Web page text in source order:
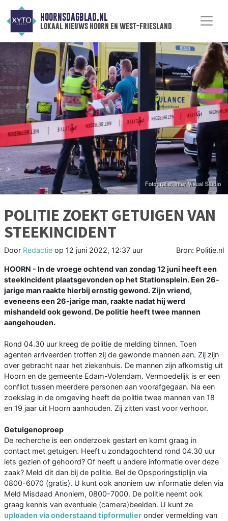
HOORNSDAGBLAD.NL
lokaal nieuws hoorn en west-friesland
POLITIE ZOEKT GETUIGEN VAN
STEEKINCIDENT
Door Redactie op 12 juni 2022, 12:37 uur Bron: Politie.nl
HOORN - In de vroege ochtend van zondag 12 juni heeft een
steekincident plaatsgevonden op het Stationsplein. Een 26-
jarige man raakte hierbij ernstig gewond. Zijn vriend,
eveneens een 26-jarige man, raakte nadat hij werd
mishandeld ook gewond. De politie heeft twee mannen
aangehouden.
Rond 04.30 uur kreeg de politie de melding binnen. Toen
agenten arriveerden troffen zij de gewonde mannen aan. Zij zijn
over gebracht naar het ziekenhuis. De mannen zijn afkomstig uit
Hoorn en de gemeente Edam-Volendam. Vermoedelijk is er een
conflict tussen meerdere personen aan voorafgegaan. Na een
zoekslag in de omgeving heeft de politie twee mannen van 18
en 19 jaar uit Hoorn aanhouden. Zij zitten vast voor verhoor.
Getuigenoproep
De recherche is een onderzoek gestart en komt graag in
contact met getuigen. Heeft u zondagochtend rond 04.30 uur
iets gezien of gehoord? Of heeft u andere informatie over deze
zaak? Meld dit dan bij de politie. Bel de Opsporingstiplijn via
0800-6070 (gratis). U kunt ook anoniem uw informatie delen via
Meld Misdaad Anoniem, 0800-7000. De politie neemt ook
graag kennis van eventuele (camera)beelden. U kunt ze
uploaden via onderstaand tipformulier onder vermelding van